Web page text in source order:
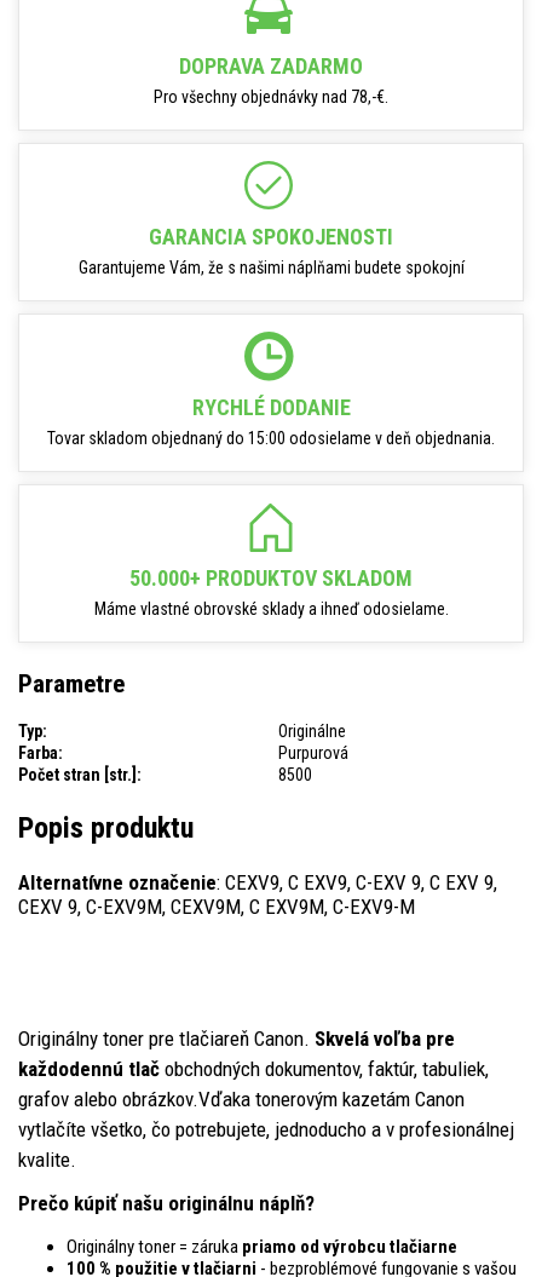
DOPRAVA ZADARMO
Pro všechny objednávky nad 78,-€.
GARANCIA SPOKOJENOSTI
Garantujeme Vám, že s našimi náplňami budete spokojní
RYCHLÉ DODANIE
Tovar skladom objednaný do 15:00 odosielame v deň objednania.
50.000+ PRODUKTOV SKLADOM
Máme vlastné obrovské sklady a ihneď odosielame.
Parametre
Typ:
Originálne
Farba:
Purpurová
Počet stran [str.]:
8500
Popis produktu
Alternatívne označenie: CEXV9, C EXV9, C-EXV 9, C EXV 9,
CEXV 9, C-EXV9M, CEXV9M, C EXV9M, C-EXV9-M
Originálny toner pre tlačiareň Canon. Skvelá voľba pre
každodennú tlač obchodných dokumentov, faktúr, tabuliek,
grafov alebo obrázkov.Vďaka tonerovým kazetám Canon
vytlačíte všetko, čo potrebujete, jednoducho a v profesionálnej
kvalite.
Prečo kúpiť našu originálnu náplň?
Originálny toner = záruka priamo od výrobcu tlačiarne
100 % použitie v tlačiarni - bezproblémové fungovanie s vašou